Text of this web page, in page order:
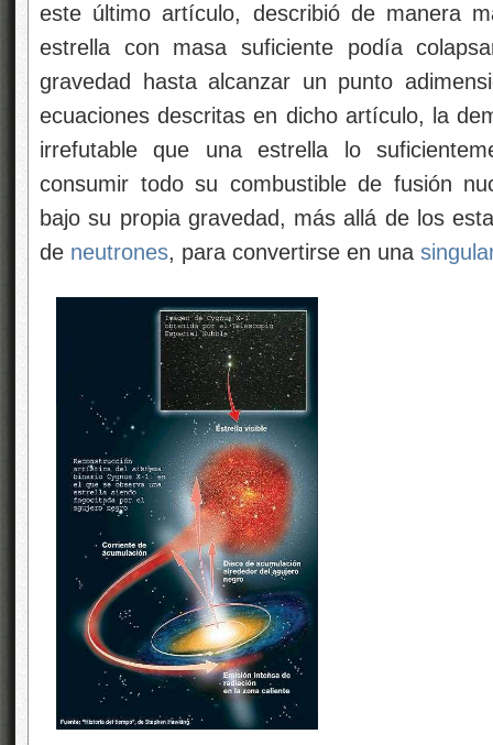
este último artículo, describió de manera
estrella con masa suficiente podía
gravedad hasta alcanzar un punto
ecuaciones descritas en dicho artículo, la
irrefutable que una estrella lo
consumir todo su combustible de fusión
bajo su propia gravedad, más allá de los
de neutrones, para convertirse en una